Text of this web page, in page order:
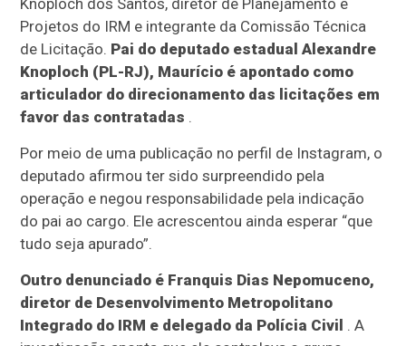
Knoploch dos Santos, diretor de Planejamento e
Projetos do IRM e integrante da Comissão Técnica
de Licitação. Pai do deputado estadual Alexandre
Knoploch (PL-RJ), Maurício é apontado como
articulador do direcionamento das licitações em
favor das contratadas .
Por meio de uma publicação no perfil de Instagram, o
deputado afirmou ter sido surpreendido pela
operação e negou responsabilidade pela indicação
do pai ao cargo. Ele acrescentou ainda esperar “que
tudo seja apurado”.
Outro denunciado é Franquis Dias Nepomuceno,
diretor de Desenvolvimento Metropolitano
Integrado do IRM e delegado da Polícia Civil . A